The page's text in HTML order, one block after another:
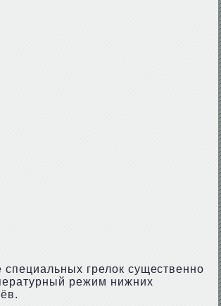
специальных грелок существенно
режим нижних